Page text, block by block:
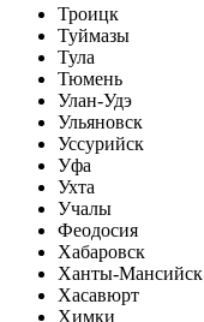
Троицк
Туймазы
Тула
Тюмень
Улан-Удэ
Ульяновск
Уссурийск
Уфа
Ухта
Учалы
Феодосия
Хабаровск
Ханты-Мансийск
Хасавюрт
Химки